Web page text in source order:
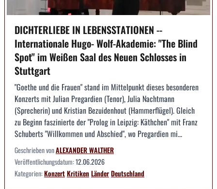
DICHTERLIEBE IN LEBENSSTATIONEN --
Internationale Hugo- Wolf-Akademie: "The Blind
Spot" im Weißen Saal des Neuen Schlosses in
Stuttgart
"Goethe und die Frauen" stand im Mittelpunkt dieses besonderen
Konzerts mit Julian Pregardien (Tenor), Julia Nachtmann
(Sprecherin) und Kristian Bezuidenhout (Hammerflügel). Gleich
zu Beginn faszinierte der "Prolog in Leipzig: Käthchen" mit Franz
Schuberts "Willkommen und Abschied", wo Pregardien mi...
Geschrieben vonALEXANDER WALTHER
Veröffentlichungsdatum:12.06.2026
Kategorien:KonzertKritikenLänderDeutschland